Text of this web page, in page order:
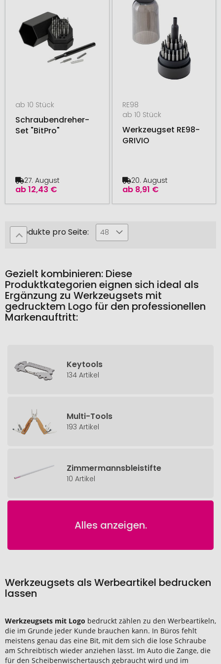
ab 10 Stück
Schraubendreher-
Set "BitPro"
ab12,43 €
27. August
RE98
ab 10 Stück
Werkzeugset RE98-
GRIVIO
ab 8,91 €
20. August
Produkte pro Seite: 48
Gezielt kombinieren: Diese
Produktkategorien eignen sich ideal als
Ergänzung zu Werkzeugsets mit
gedrucktem Logo für den professionellen
Markenauftritt:
Keytools
134 Artikel
Multi-Tools
193 Artikel
Zimmermannsbleistifte
10 Artikel
Alles anzeigen.
Werkzeugsets als Werbeartikel bedrucken
lassen
Werkzeugsets mit Logo bedruckt zählen zu den Werbeartikeln,
die im Grunde jeder Kunde brauchen kann. In Büros fehlt
meistens genau das eine Bit, mit dem sich die lose Schraube
am Schreibtisch wieder anziehen lässt. Im Auto die Zange, die
für den Scheibenwischertausch gebraucht wird und im